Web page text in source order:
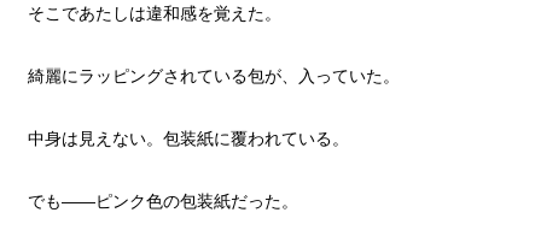
そこであたしは違和感を覚えた。
綺麗にラッピングされている包が、入っていた。
中身は見えない。包装紙に覆われている。
でも――ピンク色の包装紙だった。